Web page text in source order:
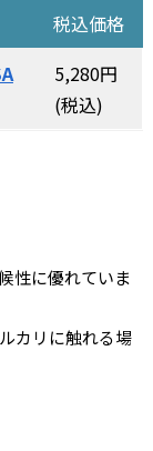
税込価格
5,280円
(税込)
性に優れていま
カリに触れる場